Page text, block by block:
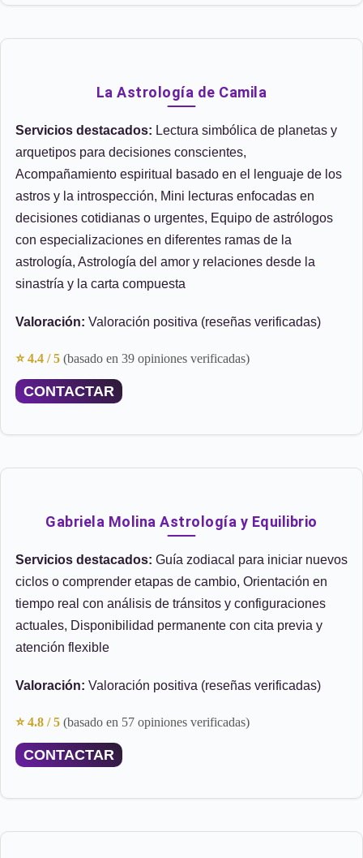
La Astrología de Camila
Servicios destacados: Lectura simbólica de planetas y
arquetipos para decisiones conscientes,
Acompañamiento espiritual basado en el lenguaje de los
astros y la introspección, Mini lecturas enfocadas en
decisiones cotidianas o urgentes, Equipo de astrólogos
con especializaciones en diferentes ramas de la
astrología, Astrología del amor y relaciones desde la
sinastría y la carta compuesta
Valoración: Valoración positiva (reseñas verificadas)
⭐ 4.4 / 5 (basado en 39 opiniones verificadas)
CONTACTAR
Gabriela Molina Astrología y Equilibrio
Servicios destacados: Guía zodiacal para iniciar nuevos
ciclos o comprender etapas de cambio, Orientación en
tiempo real con análisis de tránsitos y configuraciones
actuales, Disponibilidad permanente con cita previa y
atención flexible
Valoración: Valoración positiva (reseñas verificadas)
⭐ 4.8 / 5 (basado en 57 opiniones verificadas)
CONTACTAR